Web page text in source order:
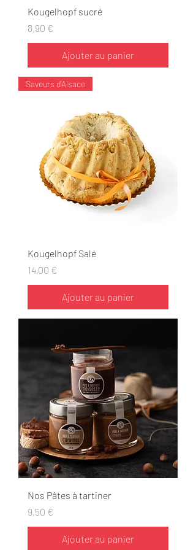
Kougelhopf sucré
Prix
8,90 €
Ajouter au panier
Saveurs d'Alsace
Kougelhopf Salé
Prix
14,00 €
Ajouter au panier
Nos Pâtes à tartiner
Prix
9,50 €
Ajouter au panier